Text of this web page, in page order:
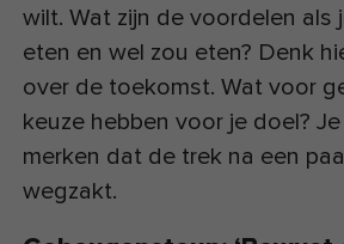
wilt. Wat zijn de voordelen als
eten en wel zou eten? Denk
over de toekomst. Wat voor
keuze hebben voor je doel?
merken dat de trek na een
wegzakt.